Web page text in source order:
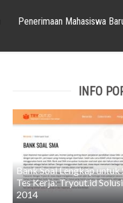
Penerimaan Mahasiswa
INFO
Bank Soal Lengkap untuk
Tes Kerja: Tryout.id
2014